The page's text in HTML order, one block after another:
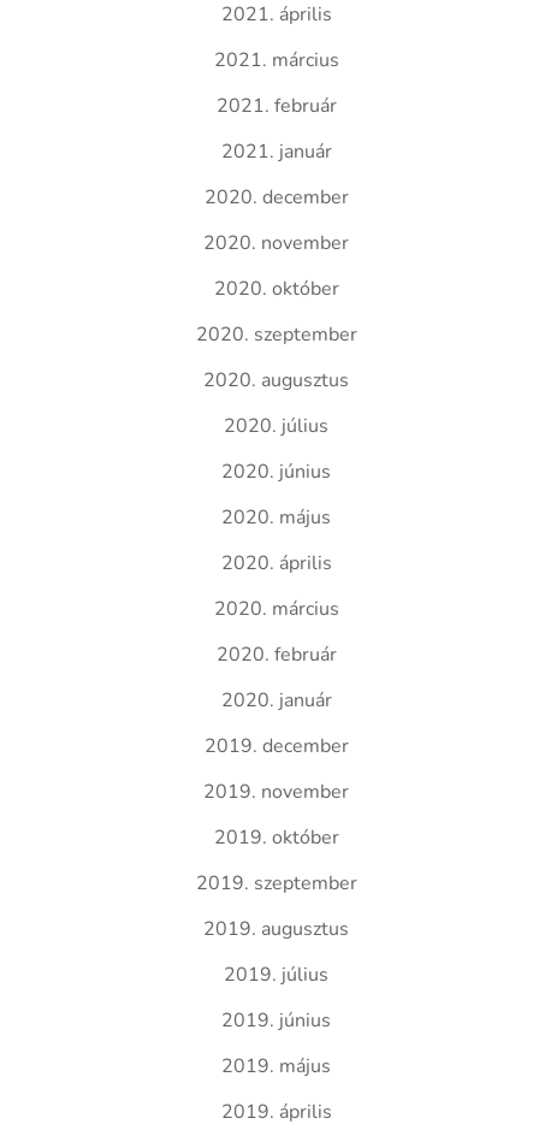
2021. április
2021. március
2021. február
2021. január
2020. december
2020. november
2020. október
2020. szeptember
2020. augusztus
2020. július
2020. június
2020. május
2020. április
2020. március
2020. február
2020. január
2019. december
2019. november
2019. október
2019. szeptember
2019. augusztus
2019. július
2019. június
2019. május
2019. április